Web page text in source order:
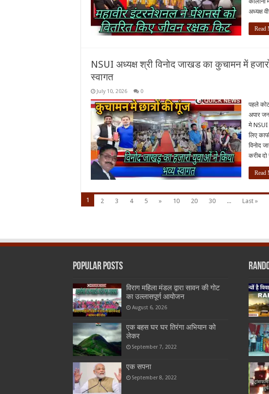
अध्यक्ष
Read
NSUI अध्यक्ष श्री विनोद जाखड का कुचामन में
स्वागत
July 10, 2026 0
पहले
अपार
मे NSUI
लिए
विनोद
करीब
Read
1 2 3 4 5 » 10 20 30 ... Last »
Popular Posts
विराग महिला मंडल द्वारा सावन की गोट
का उल्लासपूर्ण आयोजन
August 6, 2026
एक बहस घर घर तिरंगा अभियान को
लेकर
September 7, 2022
एक सपना
September 8, 2022